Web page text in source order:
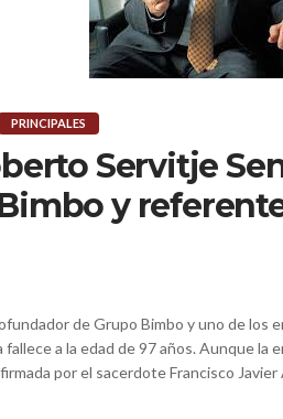
PRINCIPALES
Servitje
y
de Grupo Bimbo y uno de los
a la edad de 97 años. Aunque la
por el sacerdote Francisco Javier